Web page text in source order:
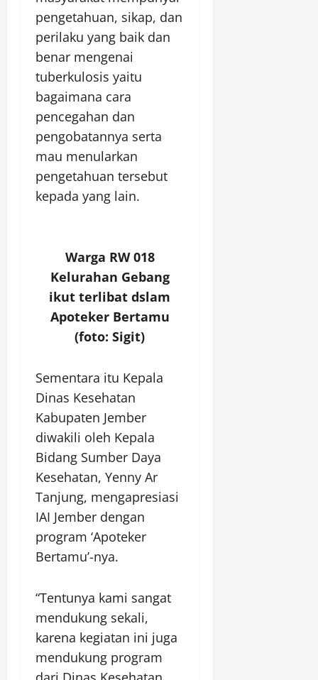
pengetahuan, sikap, dan
perilaku yang baik dan
benar mengenai
tuberkulosis yaitu
bagaimana cara
pencegahan dan
pengobatannya serta
mau menularkan
pengetahuan tersebut
kepada yang lain.
Warga RW 018
Kelurahan Gebang
ikut terlibat dslam
Apoteker Bertamu
(foto: Sigit)
Sementara itu Kepala
Dinas Kesehatan
Kabupaten Jember
diwakili oleh Kepala
Bidang Sumber Daya
Kesehatan, Yenny Ar
Tanjung, mengapresiasi
IAI Jember dengan
program ‘Apoteker
Bertamu’-nya.
“Tentunya kami sangat
mendukung sekali,
karena kegiatan ini juga
mendukung program